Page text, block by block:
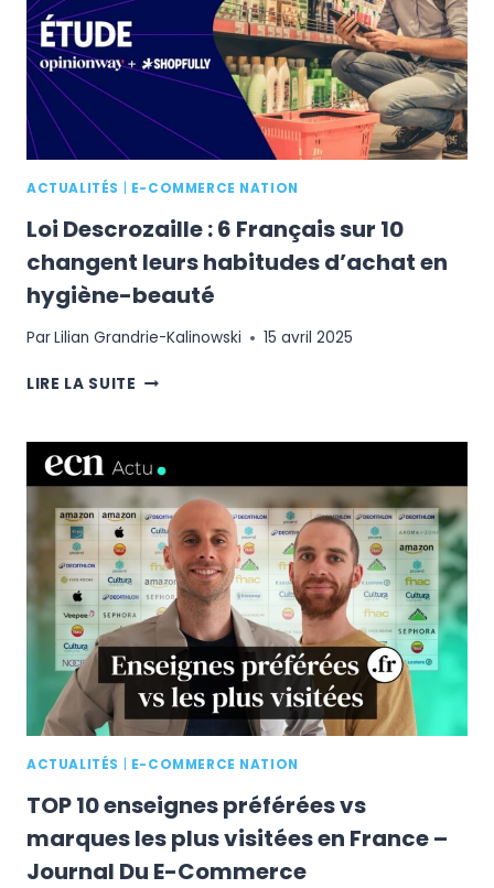
CMS,
RÉGIONS
ET
QUI
DOMINENT
ACTUALITÉS E-COMMERCE NATION
Loi Descrozaille : 6 Français sur 10
changent leurs habitudes d’achat en
hygiène-beauté
ParLilian Grandrie-Kalinowski 15 avril 2025
LIRE LA SUITE LOI
6
FRANÇAIS
SUR
10
CHANGENT
LEURS
HABITUDES
D’ACHAT
HYGIÈNE-
BEAUTÉ
ACTUALITÉS E-COMMERCE NATION
TOP 10 enseignes préférées vs
marques les plus visitées en France –
Journal Du E-Commerce